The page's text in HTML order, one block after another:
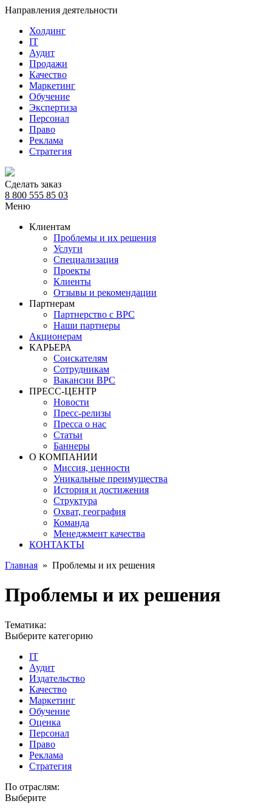
Направления деятельности
Холдинг
IT
Аудит
Продажи
Качество
Маркетинг
Обучение
Экспертиза
Персонал
Право
Реклама
Стратегия
Сделать заказ
8 800 555 85 03
Меню
Клиентам
Проблемы и их решения
Услуги
Специализация
Проекты
Клиенты
Отзывы и рекомендации
Партнерам
Партнерство с BPC
Наши партнеры
Акционерам
КАРЬЕРА
Соискателям
Сотрудникам
Вакансии BPC
ПРЕСС-ЦЕНТР
Новости
Пресс-релизы
Пресса о нас
Статьи
Баннеры
О КОМПАНИИ
Миссия, ценности
Уникальные преимущества
История и достижения
Структура
Охват, география
Команда
Менеджмент качества
КОНТАКТЫ
Главная » Проблемы и их решения
Проблемы и их решения
Тематика:
Выберите категорию
IT
Аудит
Издательство
Качество
Маркетинг
Обучение
Оценка
Персонал
Право
Реклама
Стратегия
По отраслям:
Выберите